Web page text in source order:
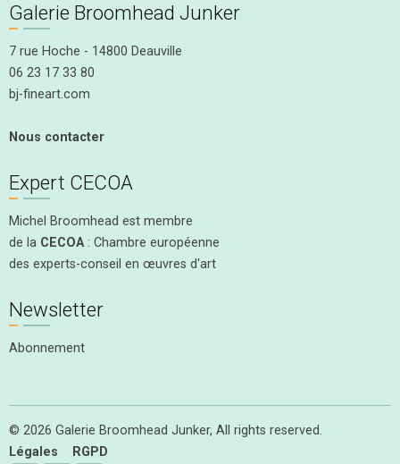
Galerie Broomhead Junker
7 rue Hoche - 14800 Deauville
06 23 17 33 80
bj-fineart.com
Nous contacter
Expert CECOA
Michel Broomhead est membre
de la CECOA: Chambre européenne
des experts-conseil en œuvres d'art
Newsletter
Abonnement
© 2026 Galerie Broomhead Junker, All rights reserved.
Légales
RGPD